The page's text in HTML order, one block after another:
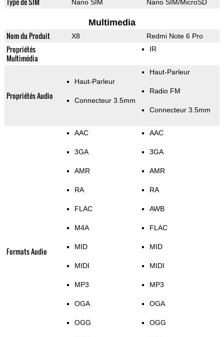
Nano SIM Nano SIM/MicroSD
Multimedia
Nom du Produit X8 Redmi Note 6 Pro
Propriétés
Multimédia
IR
Propriétés Audio
Haut-Parleur
Connecteur 3.5mm
Haut-Parleur
Radio FM
Connecteur 3.5mm
Formats Audio
AAC
3GA
AMR
RA
FLAC
M4A
MID
MIDI
MP3
OGA
OGG
AAC
3GA
AMR
RA
AWB
FLAC
MID
MIDI
MP3
OGA
OGG